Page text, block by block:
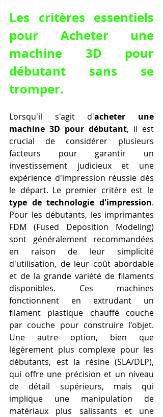
Les critères essentiels
pour Acheter une
machine 3D pour
débutant sans se
tromper.
Lorsqu'il s'agit d'acheter une
machine 3D pour débutant, il est
crucial de considérer plusieurs
facteurs pour garantir un
investissement judicieux et une
expérience d'impression réussie dès
type de technologie d'impression.
Pour les débutants, les imprimantes
FDM (Fused Deposition Modeling)
sont généralement recommandées
en raison de leur simplicité
d'utilisation, de leur coût abordable
et de la grande variété de filaments
disponibles. Ces machines
fonctionnent en extrudant un
filament plastique chauffé couche
par couche pour construire l'objet.
Une autre option, bien que
légèrement plus complexe pour les
débutants, est la résine (SLA/DLP),
qui offre une précision et un niveau
de détail supérieurs, mais qui
implique une manipulation de
matériaux plus salissants et une